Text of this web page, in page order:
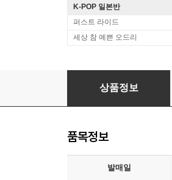
K-POP 일본반
퍼스트 라이드
세상 참 예쁜 오드리
Reol (레오루) - 1집 事
상품정보
품목정보
발매일